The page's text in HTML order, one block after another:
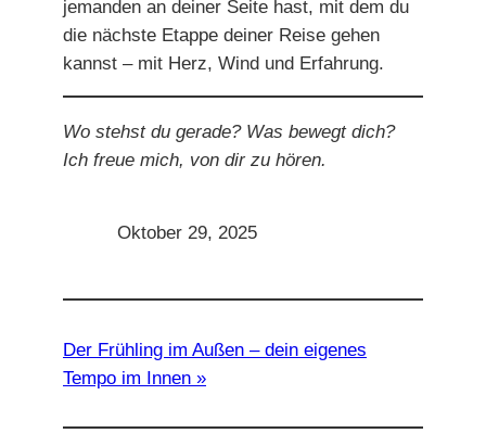
jemanden an deiner Seite hast, mit dem du
die nächste Etappe deiner Reise gehen
kannst – mit Herz, Wind und Erfahrung.
Wo stehst du gerade? Was bewegt dich?
Ich freue mich, von dir zu hören.
Oktober 29, 2025
Der Frühling im Außen – dein eigenes
Tempo im Innen